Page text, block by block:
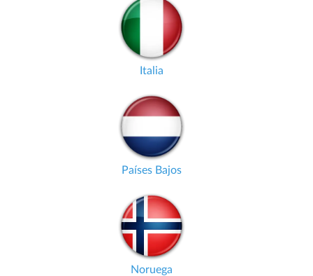
Italia
Países Bajos
Noruega